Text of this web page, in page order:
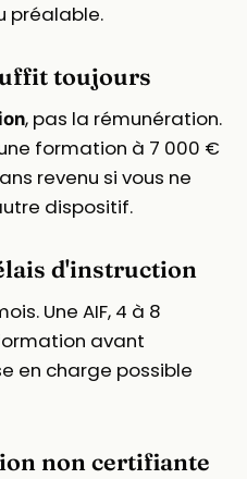
préalable.
toujours
, pas la rémunération.
formation à 7 000 €
revenu si vous ne
dispositif.
d'instruction
Une AIF, 4 à 8
avant
en charge possible
non certifiante